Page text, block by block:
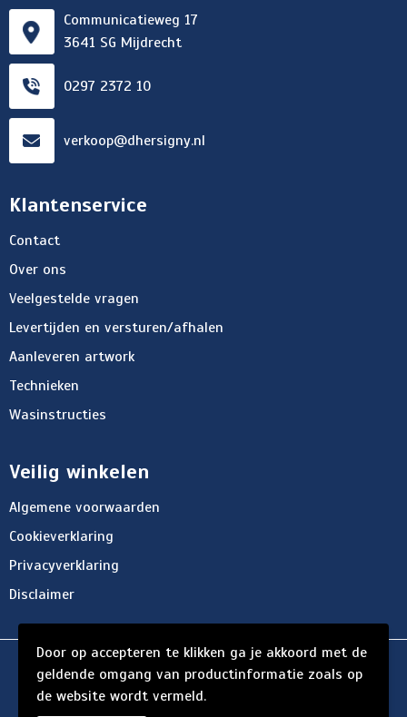
Communicatieweg 17
3641 SG Mijdrecht
0297 2372 10
verkoop@dhersigny.nl
Klantenservice
Contact
Over ons
Veelgestelde vragen
Levertijden en versturen/afhalen
Aanleveren artwork
Technieken
Wasinstructies
Veilig winkelen
Algemene voorwaarden
Cookieverklaring
Privacyverklaring
Disclaimer
© Copyright d'Hersigny 2024
Door op accepteren te klikken ga je akkoord met de
geldende omgang van productinformatie zoals op
de website wordt vermeld.